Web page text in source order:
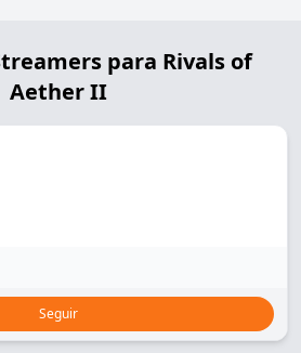
para Rivals of
Aether II
Seguir